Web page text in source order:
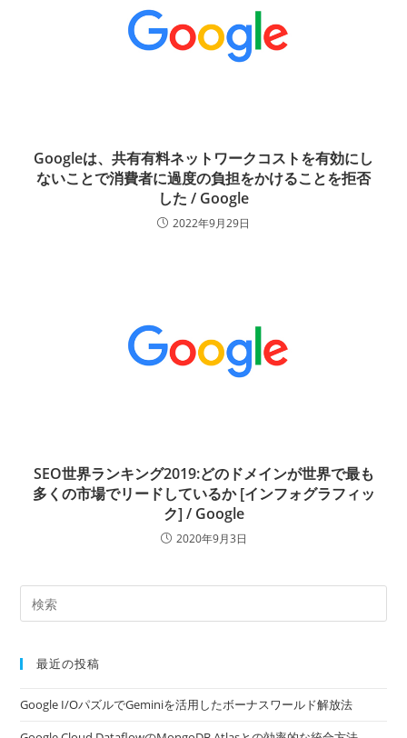
Googleは、共有有料ネットワークコストを有効にし
ないことで消費者に過度の負担をかけることを拒否
した / Google
2022年9月29日
SEO世界ランキング2019:どのドメインが世界で最も
多くの市場でリードしているか [インフォグラフィッ
ク] / Google
2020年9月3日
最近の投稿
Google I/OパズルでGeminiを活用したボーナスワールド解放法